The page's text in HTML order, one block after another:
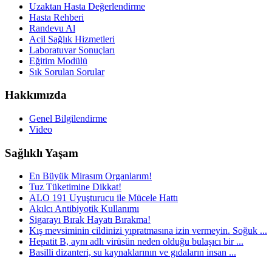
Uzaktan Hasta Değerlendirme
Hasta Rehberi
Randevu Al
Acil Sağlık Hizmetleri
Laboratuvar Sonuçları
Eğitim Modülü
Sık Sorulan Sorular
Hakkımızda
Genel Bilgilendirme
Video
Sağlıklı Yaşam
En Büyük Mirasım Organlarım!
Tuz Tüketimine Dikkat!
ALO 191 Uyuşturucu ile Mücele Hattı
Akılcı Antibiyotik Kullanımı
Sigarayı Bırak Hayatı Bırakma!
Kış mevsiminin cildinizi yıpratmasına izin vermeyin. Soğuk ...
Hepatit B, aynı adlı virüsün neden olduğu bulaşıcı bir ...
Basilli dizanteri, su kaynaklarının ve gıdaların insan ...